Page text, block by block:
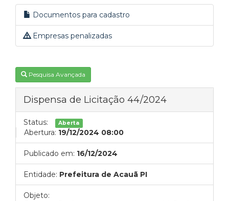
Documentos para cadastro
Empresas penalizadas
Pesquisa Avançada
Dispensa de Licitação 44/2024
Status: Aberta
Abertura: 19/12/2024 08:00
Publicado em: 16/12/2024
Entidade: Prefeitura de Acauã PI
Objeto: